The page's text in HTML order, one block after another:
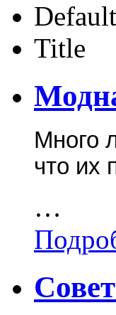
Default
Title
Много
что их
…